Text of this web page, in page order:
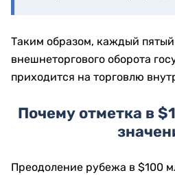
Таким образом, каждый
внешнеторгового оборота
приходится на торговлю
Почему отметка в
Преодоление рубежа в $100